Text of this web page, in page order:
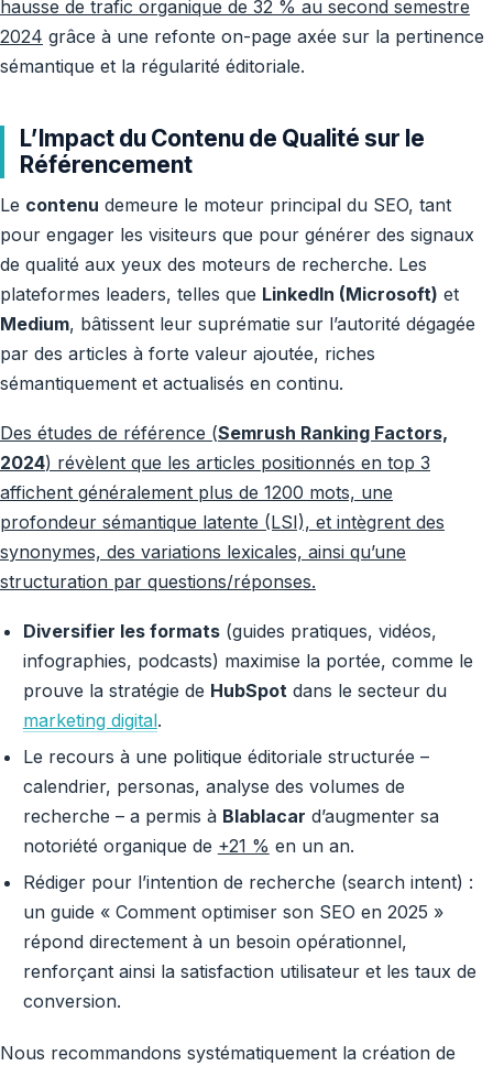
hausse de trafic organique de 32 % au second semestre
2024 grâce à une refonte on-page axée sur la pertinence
sémantique et la régularité éditoriale.
L’Impact du Contenu de Qualité sur le
Référencement
Le contenu demeure le moteur principal du SEO, tant
pour engager les visiteurs que pour générer des signaux
de qualité aux yeux des moteurs de recherche. Les
plateformes leaders, telles que LinkedIn (Microsoft) et
Medium, bâtissent leur suprématie sur l’autorité dégagée
par des articles à forte valeur ajoutée, riches
sémantiquement et actualisés en continu.
Des études de référence (Semrush Ranking Factors,
2024) révèlent que les articles positionnés en top 3
affichent généralement plus de 1200 mots, une
profondeur sémantique latente (LSI), et intègrent des
synonymes, des variations lexicales, ainsi qu’une
structuration par questions/réponses.
Diversifier les formats(guides pratiques, vidéos,
infographies, podcasts) maximise la portée, comme le
prouve la stratégie de HubSpot dans le secteur du
marketing digital.
Le recours à une politique éditoriale structurée –
calendrier, personas, analyse des volumes de
recherche – a permis à Blablacar d’augmenter sa
notoriété organique de +21 % en un an.
Rédiger pour l’intention de recherche (search intent) :
un guide « Comment optimiser son SEO en 2025 »
répond directement à un besoin opérationnel,
renforçant ainsi la satisfaction utilisateur et les taux de
conversion.
Nous recommandons systématiquement la création de